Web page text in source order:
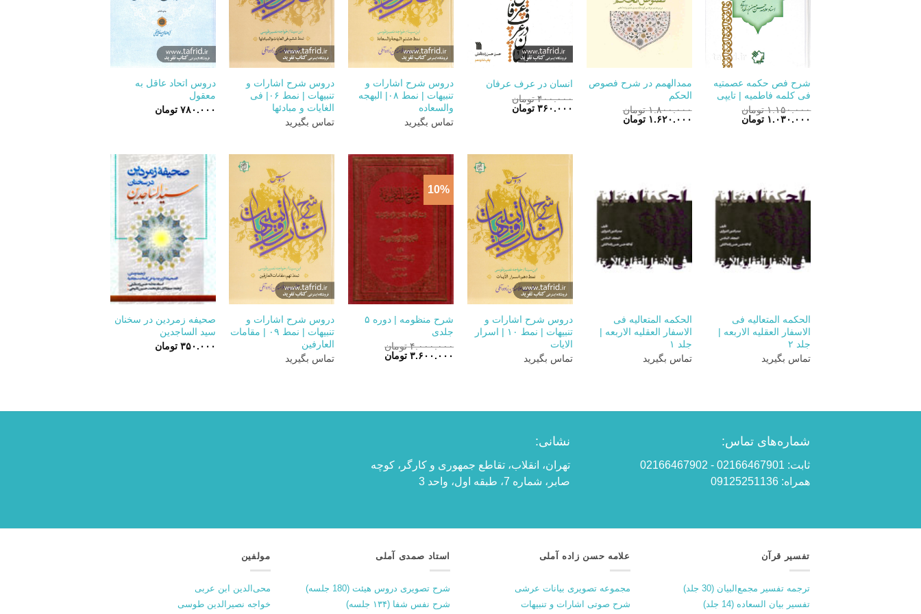
+
شرح فص حکمه عصمتیه
فی کلمه فاطمیه | تایپی
۱.۱۵۰.۰۰۰ تومان
قیمت
۱.۰۳۰.۰۰۰ تومانقیمت
ممدالهمم در شرح فصوص
الحکم
۱.۸۰۰.۰۰۰ تومان
قیمت
۱.۶۲۰.۰۰۰ تومان
+
انسان در عرف عرفان
۴۰۰.۰۰۰ تومان
قیمت
۳۶۰.۰۰۰ تومان
دروس شرح اشارات و
تنبیهات | نمط ۰۸| البهجه
والسعاده
تماس بگیرید
دروس شرح اشارات و
تنبیهات | نمط ۰۶| فی
الغایات و مبادئها
تماس بگیرید
دروس اتحاد عاقل به
معقول
۷۸۰.۰۰۰ تومان
الحکمه المتعالیه فی
الاسفار العقلیه الاربعه |
جلد ۲
تماس بگیرید
الحکمه المتعالیه فی
الاسفار العقلیه الاربعه |
جلد ۱
تماس بگیرید
دروس شرح اشارات و
تنبیهات | نمط ۱۰ | اسرار
الایات
تماس بگیرید
10%
+
شرح منظومه | دوره ۵
جلدی
۴.۰۰۰.۰۰۰ تومان
قیمت
۳.۶۰۰.۰۰۰ تومانقیمت
دروس شرح اشارات و
تنبیهات | نمط ۰۹ | مقامات
العارفین
تماس بگیرید
+
صحیفه زمردین در سخنان
سید الساجدین
۳۵۰.۰۰۰ تومان
شماره‌های تماس:
ثابت: 02166467901 - 02166467902
همراه: 09125251136
نشانی:
تهران، انقلاب، تقاطع جمهوری و کارگر، کوچه
صابر، شماره 7، طبقه اول، واحد 3
تفسیر قرآن
ترجمه تفسیر مجمع‌البیان (30 جلد)
تفسیر بیان السعاده (14 جلد)
علامه حسن زاده آملی
مجموعه تصویری بیانات عرشی
شرح صوتی اشارات و تنبیهات
استاد صمدی آملی
شرح تصویری دروس هیئت (180 جلسه)
شرح نفس شفا (۱۳۴ جلسه)
مولفین
محی‌الدین ابن عربی
خواجه نصیرالدین طوسی